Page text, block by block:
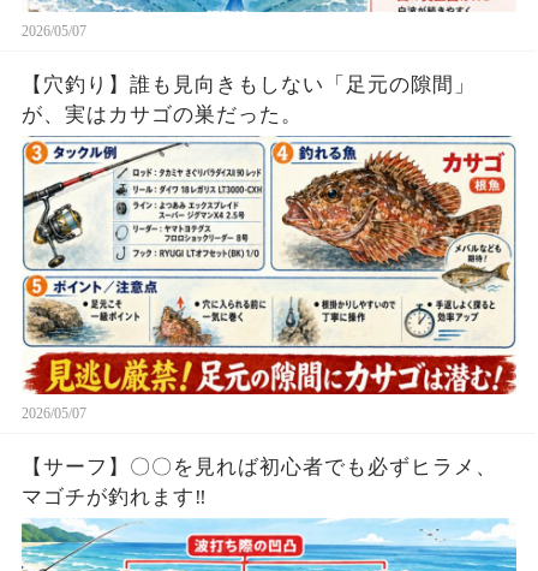
2026/05/07
【穴釣り】誰も見向きもしない「足元の隙間」
が、実はカサゴの巣だった。
2026/05/07
【サーフ】〇〇を見れば初心者でも必ずヒラメ、
マゴチが釣れます‼︎